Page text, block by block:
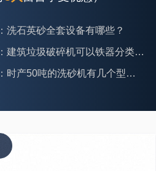
筑垃圾破碎机可以铁器分类吗？
产50吨的洗砂机有几个型号？
想咨询一条生产线，你们能做吗？
硬岩颚式破碎机带不带电机？
厂熟料能破碎吗？推荐用什么机器？